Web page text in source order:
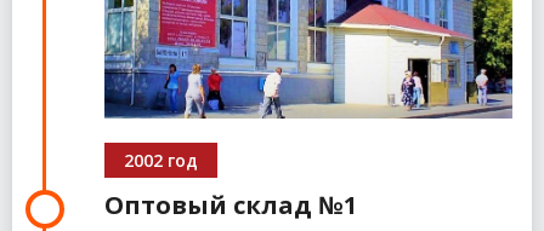
2002 год
Оптовый склад №1